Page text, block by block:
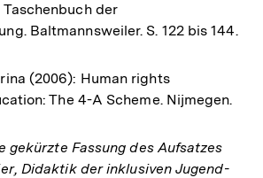
der
Baltmannsweiler. S. 122 bis 144.
(2006): Human rights
The 4-A Scheme. Nijmegen.
gekürzte Fassung des Aufsatzes
Didaktik der inklusiven Jugend-